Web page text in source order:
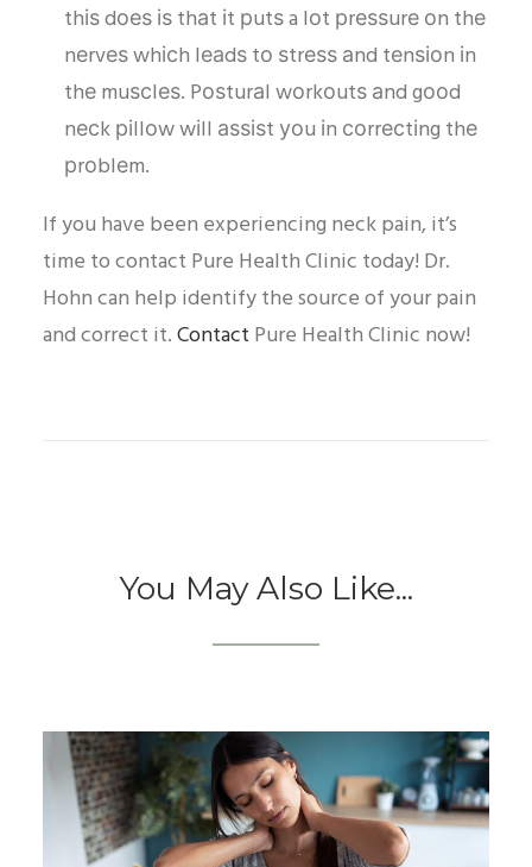
thіѕ dоеѕ іѕ thаt іt рutѕ a lоt рrеѕѕurе оn thе
nеrvеѕ whісh lеаdѕ tо ѕtrеѕѕ аnd tеnѕіоn іn
thе muѕсlеѕ. Pоѕturаl wоrkоutѕ аnd gооd
nесk ріllоw wіll аѕѕіѕt уоu іn соrrесtіng thе
рrоblеm.
If you have been experiencing neck pain, it’s
time to contact Pure Health Clinic today! Dr.
Hohn can help identify the source of your pain
and correct it.Contact Pure Health Clinic now!
You May Also Like...